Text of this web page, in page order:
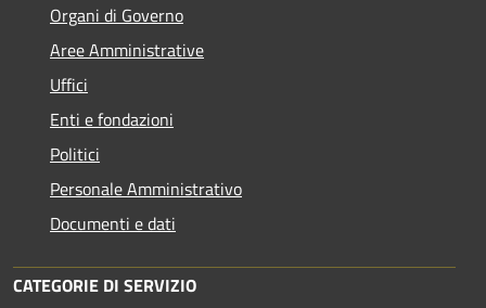
Organi di Governo
Aree Amministrative
Uffici
Enti e fondazioni
Politici
Personale Amministrativo
Documenti e dati
CATEGORIE DI SERVIZIO